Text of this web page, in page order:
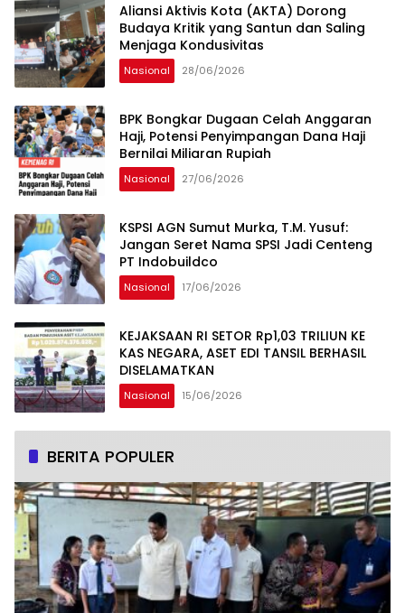
Aliansi Aktivis Kota (AKTA) Dorong
Budaya Kritik yang Santun dan Saling
Menjaga Kondusivitas
Nasional 28/06/2026
BPK Bongkar Dugaan Celah Anggaran
Haji, Potensi Penyimpangan Dana Haji
Bernilai Miliaran Rupiah
Nasional 27/06/2026
KSPSI AGN Sumut Murka, T.M. Yusuf:
Jangan Seret Nama SPSI Jadi Centeng
PT Indobuildco
Nasional 17/06/2026
KEJAKSAAN RI SETOR Rp1,03 TRILIUN KE
KAS NEGARA, ASET EDI TANSIL BERHASIL
DISELAMATKAN
Nasional 15/06/2026
BERITA POPULER